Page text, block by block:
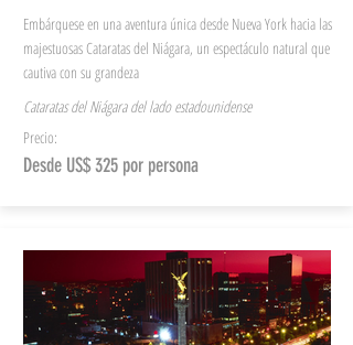
Embárquese en una aventura única desde Nueva York hacia las
majestuosas Cataratas del Niágara, un espectáculo natural que
cautiva con su grandeza
Cataratas del Niágara del lado estadounidense
Precio:
Desde US$ 325 por persona